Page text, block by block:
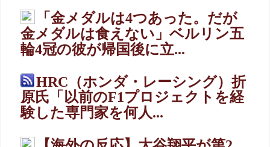
「金メダルは4つあった。だが
金メダルは食えない」ベルリン五
輪4冠の彼が帰国後に立...
HRC（ホンダ・レーシング）折
原氏「以前のF1プロジェクトを経
験した専門家を何人...